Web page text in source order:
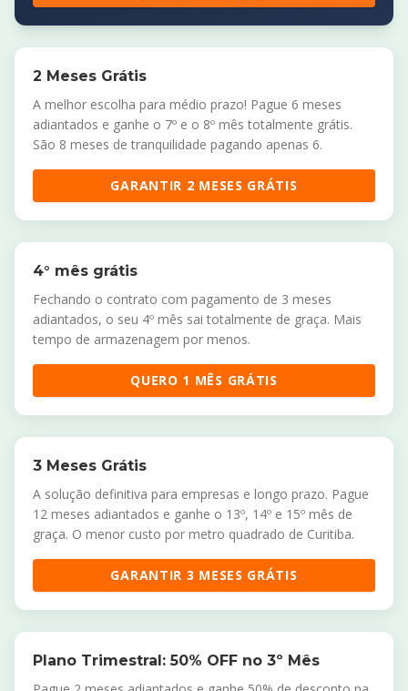
2 Meses Grátis
A melhor escolha para médio prazo! Pague 6 meses
adiantados e ganhe o 7º e o 8º mês totalmente grátis.
São 8 meses de tranquilidade pagando apenas 6.
GARANTIR 2 MESES GRÁTIS
4° mês grátis
Fechando o contrato com pagamento de 3 meses
adiantados, o seu 4º mês sai totalmente de graça. Mais
tempo de armazenagem por menos.
QUERO 1 MÊS GRÁTIS
3 Meses Grátis
A solução definitiva para empresas e longo prazo. Pague
12 meses adiantados e ganhe o 13º, 14º e 15º mês de
graça. O menor custo por metro quadrado de Curitiba.
GARANTIR 3 MESES GRÁTIS
Plano Trimestral: 50% OFF no 3º Mês